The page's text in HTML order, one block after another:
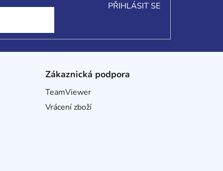
PŘIHLÁSIT SE
Zákaznická podpora
TeamViewer
Vrácení zboží